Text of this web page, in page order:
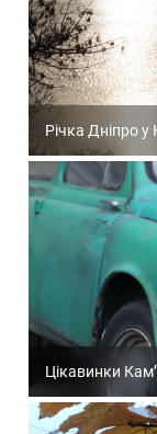
Річка Дніпро
Цікавинки